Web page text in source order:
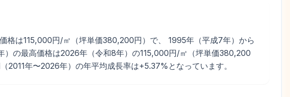
格は115,000円/㎡（坪単価380,200円）で、 1995年（平成7年）から
の最高価格は2026年（令和8年）の115,000円/㎡（坪単価380,200
年〜2026年）の年平均成長率は+5.37%となっています。